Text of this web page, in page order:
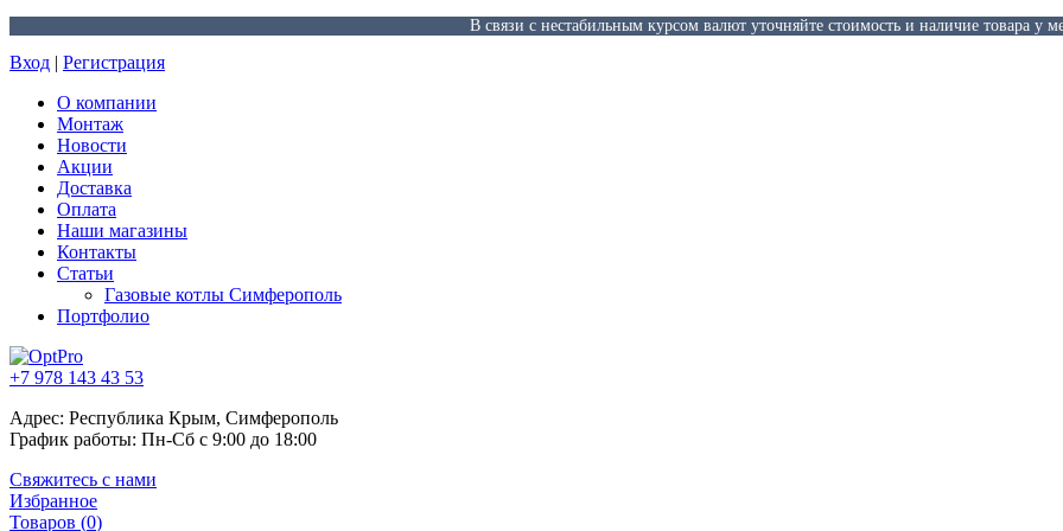
В связи с нестабильным курсом валют уточняйте стоимость и наличие товара у
Вход | Регистрация
О компании
Монтаж
Новости
Акции
Доставка
Оплата
Наши магазины
Контакты
Статьи
Газовые котлы Симферополь
Портфолио
+7 978 143 43 53
Адрес: Республика Крым, Симферополь
График работы: Пн-Сб с 9:00 до 18:00
Свяжитесь с нами
Избранное
Товаров (0)